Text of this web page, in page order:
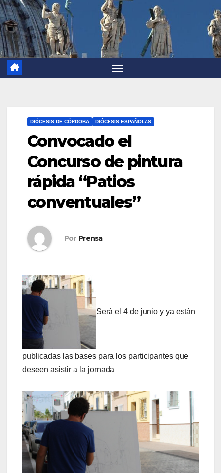
DIÓCESIS DE CÓRDOBA DIÓCESIS ESPAÑOLAS
Convocado el
Concurso de pintura
rápida “Patios
conventuales”
Por Prensa
Será el 4 de junio y ya están
publicadas las bases para los participantes que
deseen asistir a la jornada